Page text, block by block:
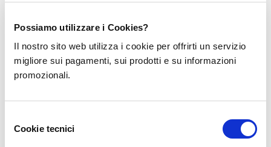
Possiamo utilizzare i Cookies?
Il nostro sito web utilizza i cookie per offrirti un servizio
migliore sui pagamenti, sui prodotti e su informazioni
promozionali.
delCookie tecnici
Registrasi 1 year ago
Thank you for your sharing. I am worried that I lack creative
ideas. It is your article that makes me full of hope. Thank you.
But, I have a question, can you help me?